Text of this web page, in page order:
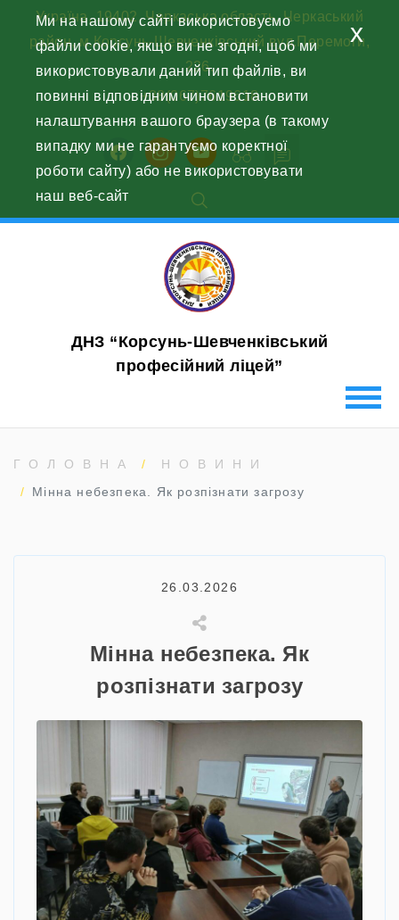
Україна, 19402, Черкаська область, Черкаський
район, м.Корсунь-Шевченківський вул.Перемоги,
226.
+38(067)7619618
facebookinstagramyoutube
ДНЗ “Корсунь-Шевченківський
професійний ліцей”
ГОЛОВНА
НОВИНИ
Мінна небезпека. Як розпізнати загрозу
26.03.2026
Мінна небезпека. Як
розпізнати загрозу
Ми на нашому сайті використовуємо
файли cookie, якщо ви не згодні, щоб ми
використовували даний тип файлів, ви
повинні відповідним чином встановити
налаштування вашого браузера (в такому
випадку ми не гарантуємо коректної
роботи сайту) або не використовувати
наш веб-сайт
x